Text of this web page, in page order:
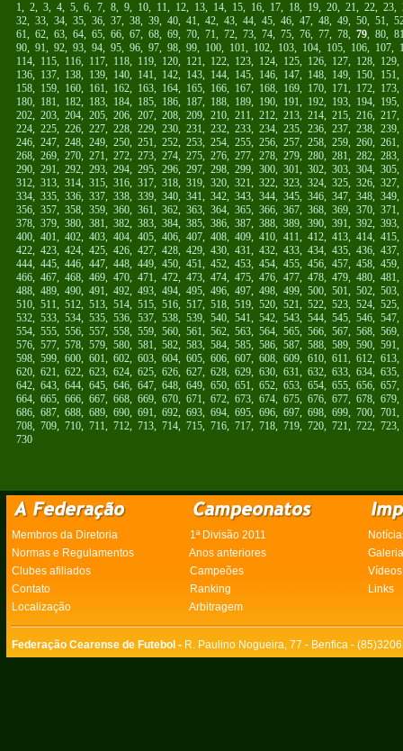
1, 2, 3, 4, 5, 6, 7, 8, 9, 10, 11, 12, 13, 14, 15, 16, 17, 18, 19, 20, 21, 22, 23,
32, 33, 34, 35, 36, 37, 38, 39, 40, 41, 42, 43, 44, 45, 46, 47, 48, 49, 50, 51,
61, 62, 63, 64, 65, 66, 67, 68, 69, 70, 71, 72, 73, 74, 75, 76, 77, 78, 79, 80,
90, 91, 92, 93, 94, 95, 96, 97, 98, 99, 100, 101, 102, 103, 104, 105, 106, 107,
114, 115, 116, 117, 118, 119, 120, 121, 122, 123, 124, 125, 126, 127, 128, 129
136, 137, 138, 139, 140, 141, 142, 143, 144, 145, 146, 147, 148, 149, 150, 151
158, 159, 160, 161, 162, 163, 164, 165, 166, 167, 168, 169, 170, 171, 172, 173
180, 181, 182, 183, 184, 185, 186, 187, 188, 189, 190, 191, 192, 193, 194, 195
202, 203, 204, 205, 206, 207, 208, 209, 210, 211, 212, 213, 214, 215, 216, 217
224, 225, 226, 227, 228, 229, 230, 231, 232, 233, 234, 235, 236, 237, 238, 239
246, 247, 248, 249, 250, 251, 252, 253, 254, 255, 256, 257, 258, 259, 260, 261
268, 269, 270, 271, 272, 273, 274, 275, 276, 277, 278, 279, 280, 281, 282, 283
290, 291, 292, 293, 294, 295, 296, 297, 298, 299, 300, 301, 302, 303, 304, 305
312, 313, 314, 315, 316, 317, 318, 319, 320, 321, 322, 323, 324, 325, 326, 327
334, 335, 336, 337, 338, 339, 340, 341, 342, 343, 344, 345, 346, 347, 348, 349
356, 357, 358, 359, 360, 361, 362, 363, 364, 365, 366, 367, 368, 369, 370, 371
378, 379, 380, 381, 382, 383, 384, 385, 386, 387, 388, 389, 390, 391, 392, 393
400, 401, 402, 403, 404, 405, 406, 407, 408, 409, 410, 411, 412, 413, 414, 415
422, 423, 424, 425, 426, 427, 428, 429, 430, 431, 432, 433, 434, 435, 436, 437
444, 445, 446, 447, 448, 449, 450, 451, 452, 453, 454, 455, 456, 457, 458, 459
466, 467, 468, 469, 470, 471, 472, 473, 474, 475, 476, 477, 478, 479, 480, 481
488, 489, 490, 491, 492, 493, 494, 495, 496, 497, 498, 499, 500, 501, 502, 503
510, 511, 512, 513, 514, 515, 516, 517, 518, 519, 520, 521, 522, 523, 524, 525
532, 533, 534, 535, 536, 537, 538, 539, 540, 541, 542, 543, 544, 545, 546, 547
554, 555, 556, 557, 558, 559, 560, 561, 562, 563, 564, 565, 566, 567, 568, 569
576, 577, 578, 579, 580, 581, 582, 583, 584, 585, 586, 587, 588, 589, 590, 591
598, 599, 600, 601, 602, 603, 604, 605, 606, 607, 608, 609, 610, 611, 612, 613
620, 621, 622, 623, 624, 625, 626, 627, 628, 629, 630, 631, 632, 633, 634, 635
642, 643, 644, 645, 646, 647, 648, 649, 650, 651, 652, 653, 654, 655, 656, 657
664, 665, 666, 667, 668, 669, 670, 671, 672, 673, 674, 675, 676, 677, 678, 679
686, 687, 688, 689, 690, 691, 692, 693, 694, 695, 696, 697, 698, 699, 700, 701
708, 709, 710, 711, 712, 713, 714, 715, 716, 717, 718, 719, 720, 721, 722, 723
730
Membros da Diretoria 1ª Divisão 2011
Normas e Regulamentos
Anos anteriores
Clubes afiliados
Campeões
Vídeos
Contato
Ranking
Links
Localização
Arbitragem
Federação Cearense de Futebol - R. Paulino Nogueira, 77 - Benfica -